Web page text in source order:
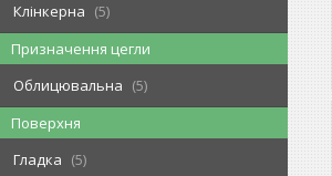
Клінкерна
5
Призначення цегли
Облицювальна
5
Поверхня
Гладка
5